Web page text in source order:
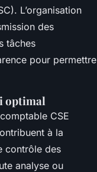
L’organisation
des
tâches
pour permettre
optimal
CSE
à la
contrôle des
analyse ou